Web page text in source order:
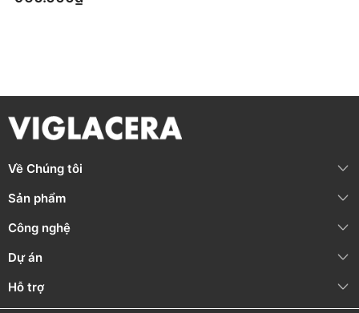
Về Chúng tôi
Sản phẩm
Công nghệ
Dự án
Hỗ trợ